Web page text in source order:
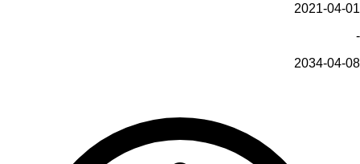
2021-04-01
-
2034-04-08